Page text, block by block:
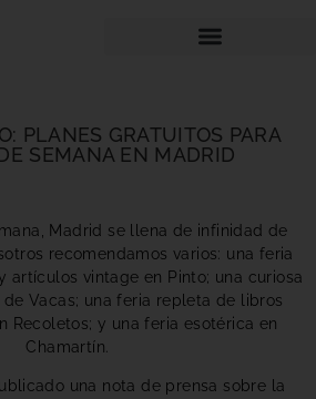
PLANES GRATUITOS PARA
SEMANA EN MADRID
Madrid se llena de infinidad de
recomendamos varios: una feria
artículos vintage en Pinto; una curiosa
de Vacas; una feria repleta de libros
Recoletos; y una feria esotérica en
Chamartín.
una nota de prensa sobre la